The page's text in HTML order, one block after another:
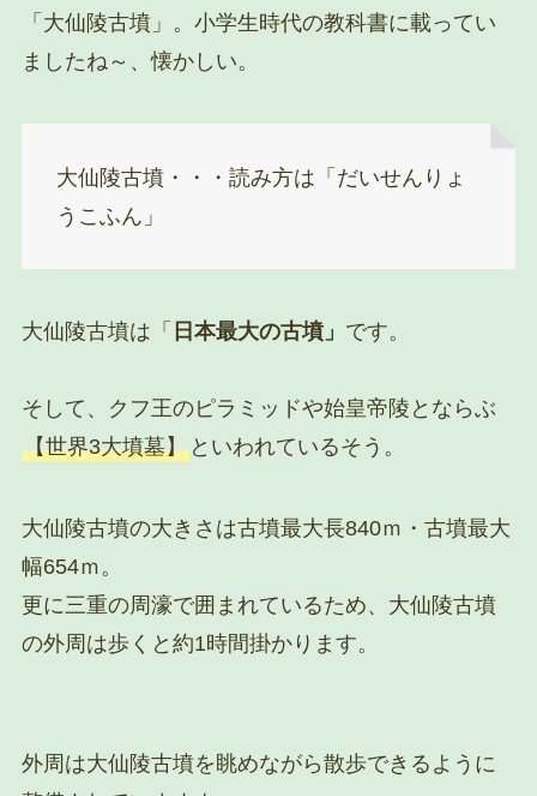
「大仙陵古墳」。小学生時代の教科書に載ってい
ましたね～、懐かしい。
大仙陵古墳・・・読み方は「だいせんりょ
うこふん」
大仙陵古墳は「 日本最大の古墳」 です。
そして、クフ王のピラミッドや始皇帝陵とならぶ
【世界3大墳墓】といわれているそう。
大仙陵古墳の大きさは古墳最大長840ｍ・古墳最大
幅654ｍ。
更に三重の周濠で囲まれているため、大仙陵古墳
の外周は歩くと約1時間掛かります。
外周は大仙陵古墳を眺めながら散歩できるように